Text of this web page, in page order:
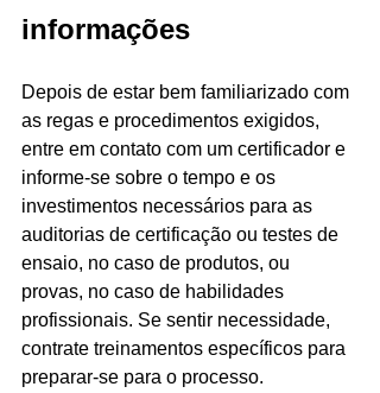
informações
Depois de estar bem familiarizado com
as regas e procedimentos exigidos,
entre em contato com um certificador e
informe-se sobre o tempo e os
investimentos necessários para as
auditorias de certificação ou testes de
ensaio, no caso de produtos, ou
provas, no caso de habilidades
profissionais. Se sentir necessidade,
contrate treinamentos específicos para
preparar-se para o processo.